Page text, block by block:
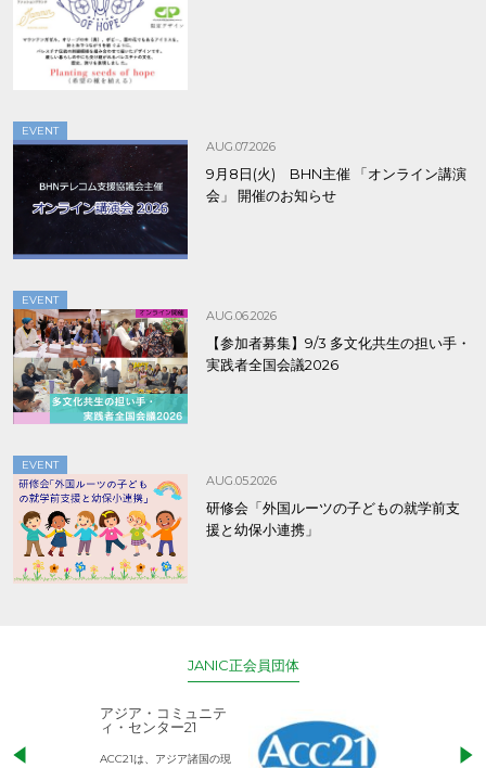
EVENT
AUG.07.2026
9月8日(火) BHN主催 「オンライン講演
会」 開催のお知らせ
EVENT
AUG.06.2026
【参加者募集】9/3 多文化共生の担い手・
実践者全国会議2026
EVENT
AUG.05.2026
研修会「外国ルーツの子どもの就学前支
援と幼保小連携」
JANIC正会員団体
アジア・コミュニテ
ィ・センター21
ACC21は、アジア諸国の現
児童労働のない
権利が守られた